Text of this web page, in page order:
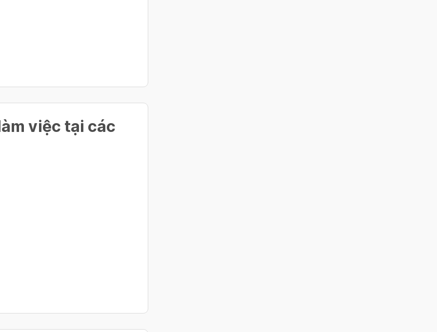
việc tại các